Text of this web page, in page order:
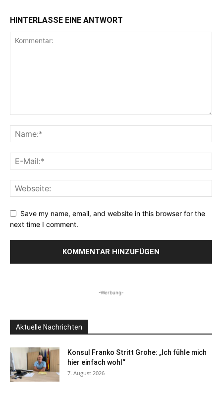
HINTERLASSE EINE ANTWORT
Save my name, email, and website in this browser for the
next time I comment.
-Werbung-
Aktuelle Nachrichten
Konsul Franko Stritt Grohe: „Ich fühle mich
hier einfach wohl“
7. August 2026